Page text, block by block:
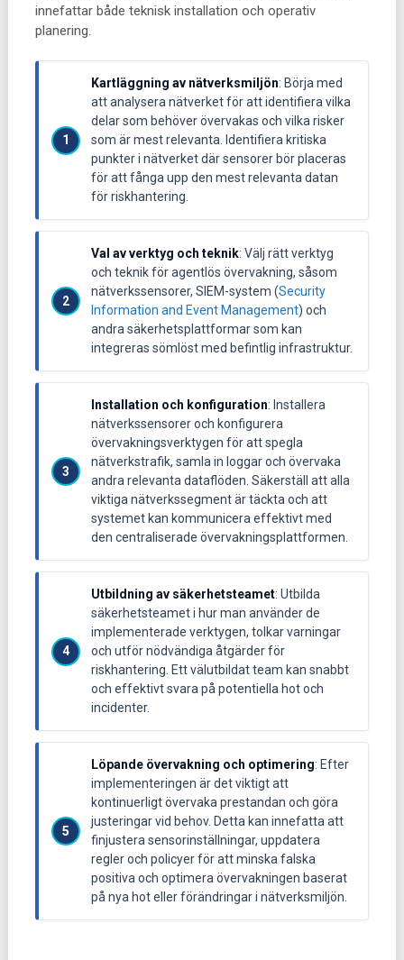
innefattar både teknisk installation och operativ
planering.
Kartläggning av nätverksmiljön: Börja med
att analysera nätverket för att identifiera vilka
delar som behöver övervakas och vilka risker
som är mest relevanta. Identifiera kritiska
punkter i nätverket där sensorer bör placeras
för att fånga upp den mest relevanta datan
för riskhantering.
Val av verktyg och teknik: Välj rätt verktyg
och teknik för agentlös övervakning, såsom
nätverkssensorer, SIEM-system (Security
Information and Event Management) och
andra säkerhetsplattformar som kan
integreras sömlöst med befintlig infrastruktur.
Installation och konfiguration: Installera
nätverkssensorer och konfigurera
övervakningsverktygen för att spegla
nätverkstrafik, samla in loggar och övervaka
andra relevanta dataflöden. Säkerställ att alla
viktiga nätverkssegment är täckta och att
systemet kan kommunicera effektivt med
den centraliserade övervakningsplattformen.
Utbildning av säkerhetsteamet: Utbilda
säkerhetsteamet i hur man använder de
implementerade verktygen, tolkar varningar
och utför nödvändiga åtgärder för
riskhantering. Ett välutbildat team kan snabbt
och effektivt svara på potentiella hot och
incidenter.
Löpande övervakning och optimering: Efter
implementeringen är det viktigt att
kontinuerligt övervaka prestandan och göra
justeringar vid behov. Detta kan innefatta att
finjustera sensorinställningar, uppdatera
regler och policyer för att minska falska
positiva och optimera övervakningen baserat
på nya hot eller förändringar i nätverksmiljön.